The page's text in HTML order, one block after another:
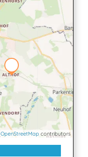
OpenStreetMap contributors